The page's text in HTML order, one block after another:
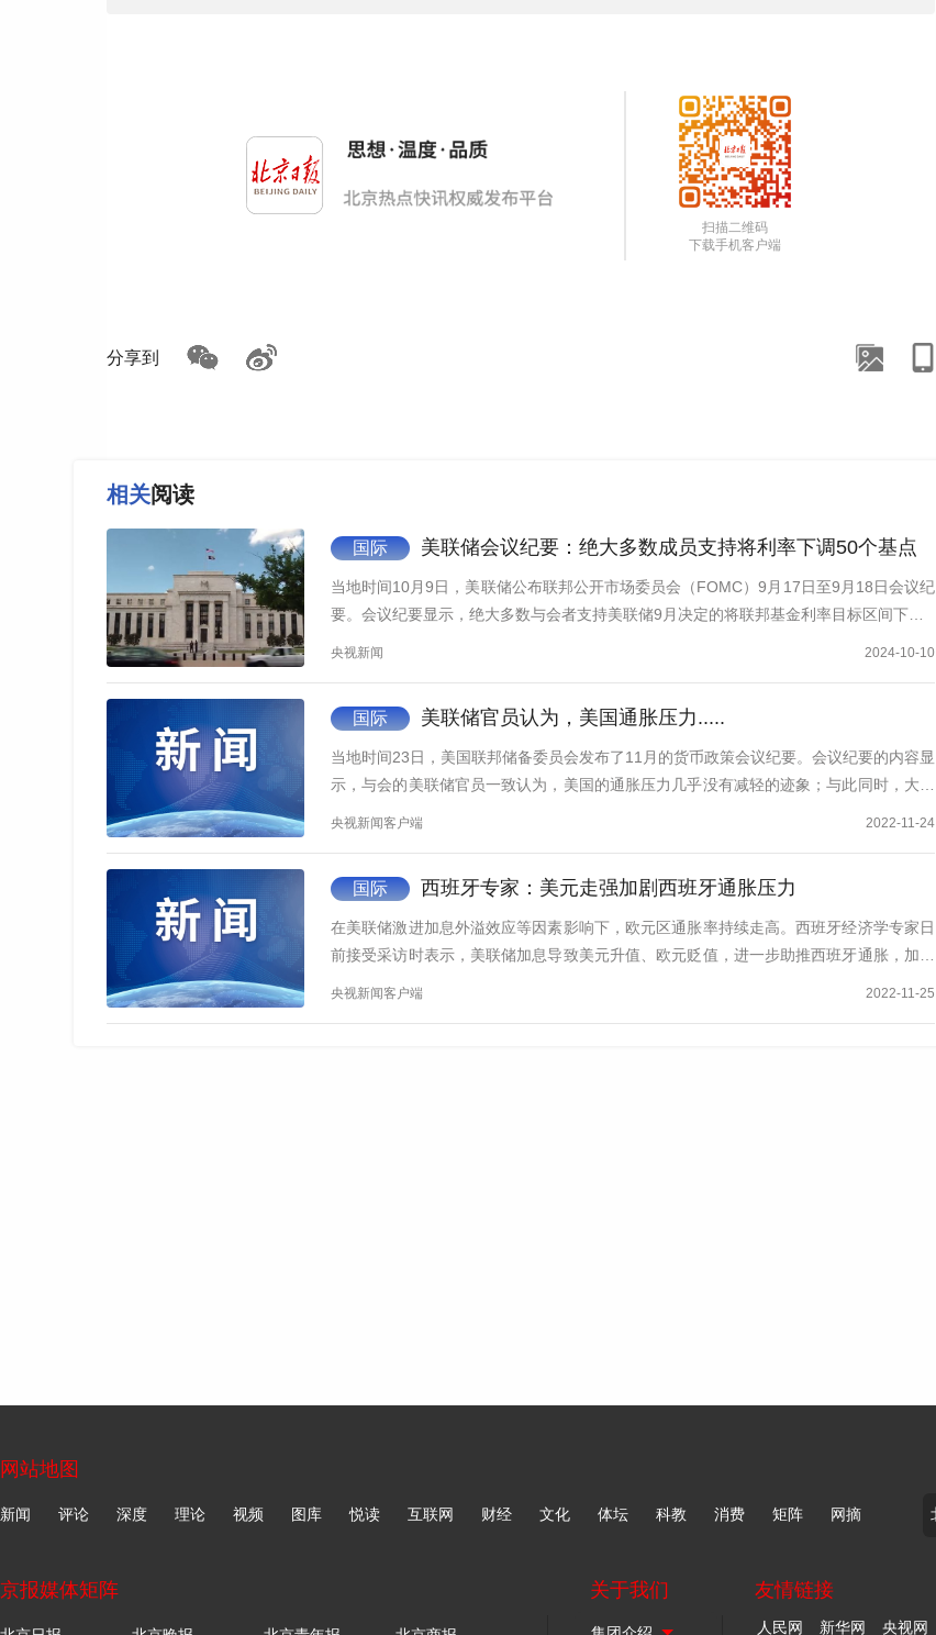
扫描二维码
下载手机客户端
分享到
相关阅读
国际 美联储会议纪要：绝大多数成员支持将利率下调50个基点
当地时间10月9日，美联储公布联邦公开市场委员会（FOMC）9月17日至9月18日会议纪
要。会议纪要显示，绝大多数与会者支持美联储9月决定的将联邦基金利率目标区间下…
央视新闻 2024-10-10
国际 美联储官员认为，美国通胀压力.....
当地时间23日，美国联邦储备委员会发布了11月的货币政策会议纪要。会议纪要的内容显
示，与会的美联储官员一致认为，美国的通胀压力几乎没有减轻的迹象；与此同时，大多
央视新闻客户端 2022-11-24
国际 西班牙专家：美元走强加剧西班牙通胀压力
在美联储激进加息外溢效应等因素影响下，欧元区通胀率持续走高。西班牙经济学专家日
前接受采访时表示，美联储加息导致美元升值、欧元贬值，进一步助推西班牙通胀，加剧
央视新闻客户端 2022-11-25
网站地图
新闻 评论 深度 理论 视频 图库 悦读 互联网 财经 文化 体坛 科教 消费 矩阵 网摘
京报媒体矩阵 关于我们 友情链接
人民网 新华网 央视网